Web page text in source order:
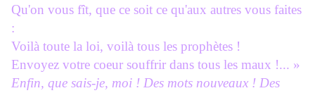
Qu'on vous fît, que ce soit ce qu'aux autres vous faites
:
Voilà toute la loi, voilà tous les prophètes !
Envoyez votre coeur souffrir dans tous les maux !... »
Enfin, que sais-je, moi ! Des mots nouveaux ! Des